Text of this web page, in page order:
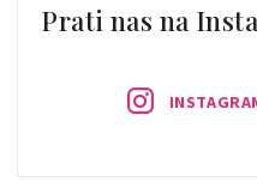
Prati nas na